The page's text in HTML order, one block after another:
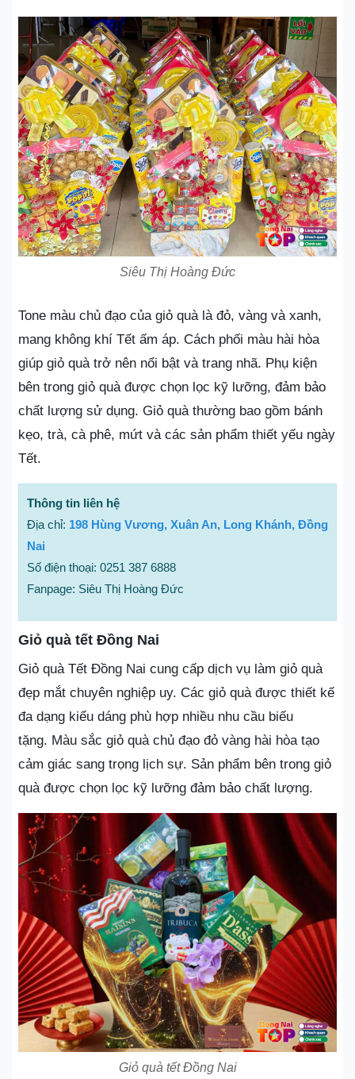
Siêu Thị Hoàng Đức
Tone màu chủ đạo của giỏ quà là đỏ, vàng và xanh,
mang không khí Tết ấm áp. Cách phối màu hài hòa
giúp giỏ quà trở nên nổi bật và trang nhã. Phụ kiện
bên trong giỏ quà được chọn lọc kỹ lưỡng, đảm bảo
chất lượng sử dụng. Giỏ quà thường bao gồm bánh
kẹo, trà, cà phê, mứt và các sản phẩm thiết yếu ngày
Tết.
Thông tin liên hệ
Địa chỉ: 198 Hùng Vương, Xuân An, Long Khánh, Đồng
Nai
Số điện thoại: 0251 387 6888
Fanpage: Siêu Thị Hoàng Đức
Giỏ quà tết Đồng Nai
Giỏ quà Tết Đồng Nai cung cấp dịch vụ làm giỏ quà
đẹp mắt chuyên nghiệp uy. Các giỏ quà được thiết kế
đa dạng kiểu dáng phù hợp nhiều nhu cầu biếu
tặng. Màu sắc giỏ quà chủ đạo đỏ vàng hài hòa tạo
cảm giác sang trọng lịch sự. Sản phẩm bên trong giỏ
quà được chọn lọc kỹ lưỡng đảm bảo chất lượng.
Giỏ quà tết Đồng Nai